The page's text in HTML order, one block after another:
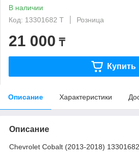
В наличии
Код: 13301682 T
Розница
21 000 ₸
Купить
Описание Характеристики
Описание
Chevrolet Cobalt (2013-2018) 13301682